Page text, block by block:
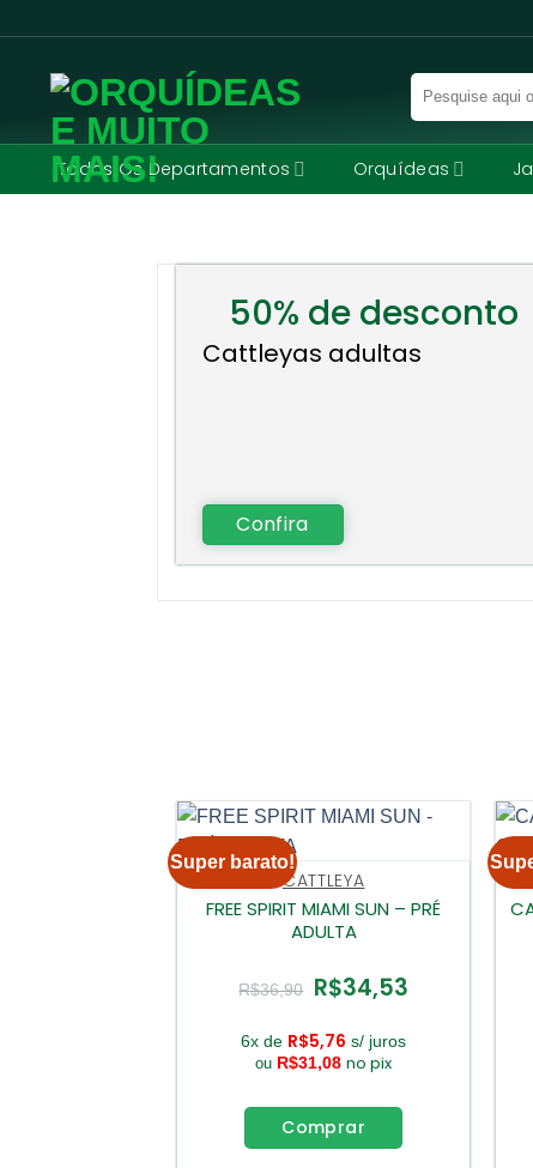
to
content
Todos Os Departamentos Orquídeas
50% de desconto
Cattleyas adultas
Confira
Super barato!
CATTLEYA
FREE SPIRIT MIAMI SUN – PRÉ
ADULTA
R$36,90 O
preço
era:
R$36,90.
R$34,53O
6x de R$5,76 s/ juros
ou R$31,08 no pix
Comprar